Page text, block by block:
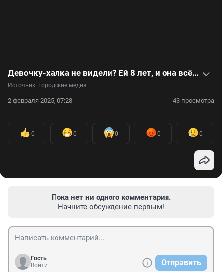
Девочку-халка не видели? Ей 8 лет, и она всё детство пропадает в спортзале — видео
Источник: Городские медиа
2 февраля 2025, 07:28 43 просмотра
0 0 0 0 0
Пока нет ни одного комментария.
Начните обсуждение первым!
Гость
Войти
Отправить